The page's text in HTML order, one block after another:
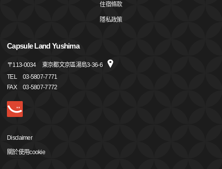
住宿條款
隱私政策
Capsule Land Yushima
〒113-0034
東京都文京區湯島3-36-6
TEL
03-5807-7771
FAX
03-5807-7772
Disclaimer
關於使用cookie